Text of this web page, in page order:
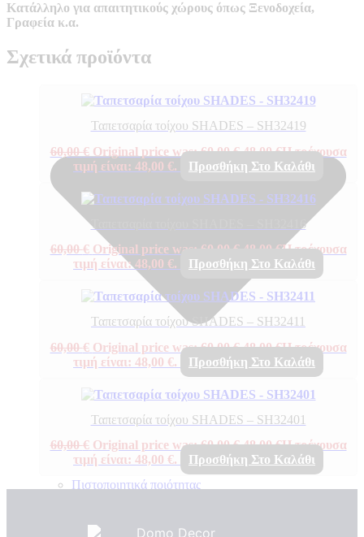
Πιστοποιητικά ποιότητας
Η Εταιρεια
Κατάλληλο για απαιτητικούς χώρους όπως Ξενοδοχεία,
Γραφεία κ.α.
Σχετικά προϊόντα
Ταπετσαρία τοίχου SHADES – SH32419
60,00€ Original price was: 60,00 €.48,00€Η τρέχουσα
τιμή είναι: 48,00 €.
Προσθήκη Στο Καλάθι
Ταπετσαρία τοίχου SHADES – SH32416
60,00€ Original price was: 60,00 €. 48,00 €Η τρέχουσα
τιμή είναι: 48,00 €.
Προσθήκη Στο Καλάθι
Ταπετσαρία τοίχου SHADES – SH32411
60,00€ Original price was: 60,00 €.48,00€Η τρέχουσα
τιμή είναι: 48,00 €.
Προσθήκη Στο Καλάθι
Ταπετσαρία τοίχου SHADES – SH32401
60,00€ Original price was: 60,00 €.48,00€Η τρέχουσα
τιμή είναι: 48,00 €.
Προσθήκη Στο Καλάθι